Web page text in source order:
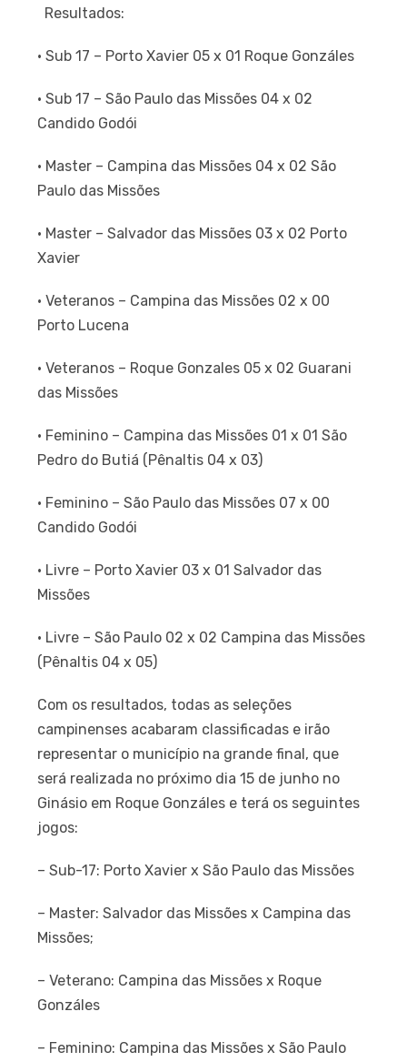
Resultados:
· Sub 17 – Porto Xavier 05 x 01 Roque Gonzáles
· Sub 17 – São Paulo das Missões 04 x 02
Candido Godói
· Master – Campina das Missões 04 x 02 São
Paulo das Missões
· Master – Salvador das Missões 03 x 02 Porto
Xavier
· Veteranos – Campina das Missões 02 x 00
Porto Lucena
· Veteranos – Roque Gonzales 05 x 02 Guarani
das Missões
· Feminino – Campina das Missões 01 x 01 São
Pedro do Butiá (Pênaltis 04 x 03)
· Feminino – São Paulo das Missões 07 x 00
Candido Godói
· Livre – Porto Xavier 03 x 01 Salvador das
Missões
· Livre – São Paulo 02 x 02 Campina das Missões
(Pênaltis 04 x 05)
Com os resultados, todas as seleções
campinenses acabaram classificadas e irão
representar o município na grande final, que
será realizada no próximo dia 15 de junho no
Ginásio em Roque Gonzáles e terá os seguintes
jogos:
– Sub-17: Porto Xavier x São Paulo das Missões
– Master: Salvador das Missões x Campina das
Missões;
– Veterano: Campina das Missões x Roque
Gonzáles
– Feminino: Campina das Missões x São Paulo